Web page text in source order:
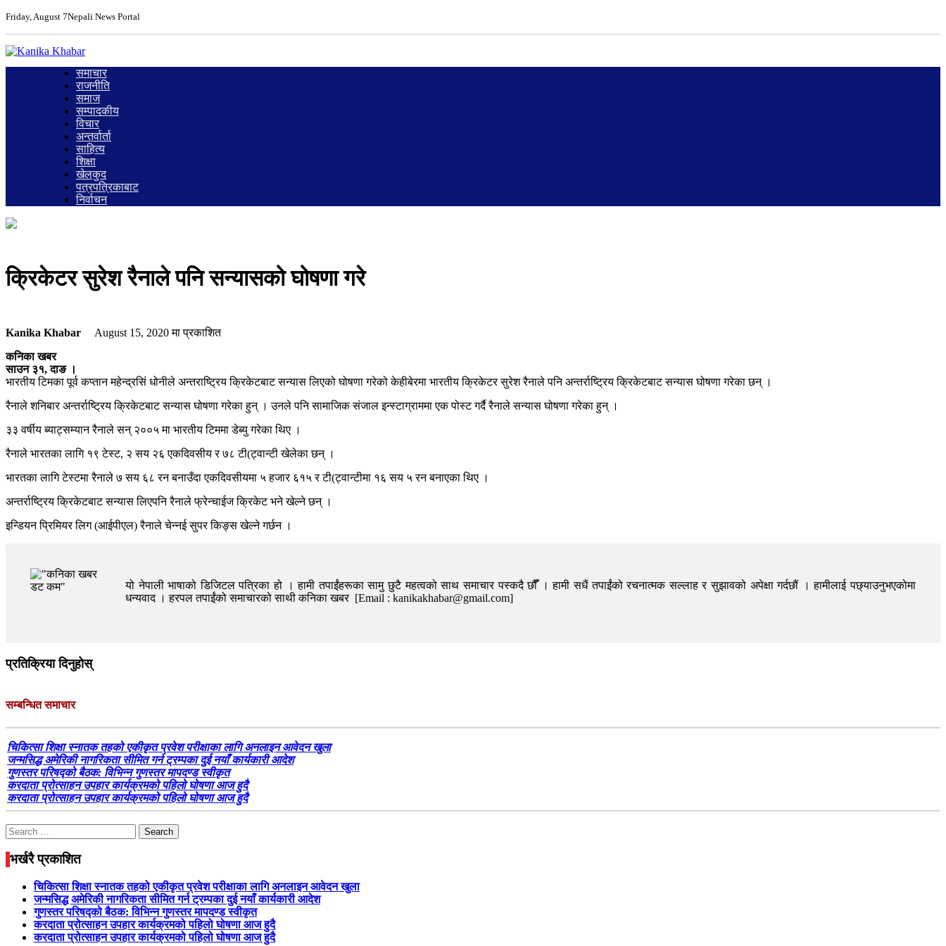
Friday, August 7Nepali News Portal
समाचार
राजनीति
समाज
सम्पादकीय
विचार
अन्तर्वार्ता
साहित्य
शिक्षा
खेलकुद
पत्रपत्रिकाबाट
निर्वाचन
क्रिकेटर सुरेश रैनाले पनि सन्यासको घोषणा गरे
Kanika Khabar August 15, 2020मा प्रकाशित
कनिका खबर
साउन ३१, दाङ ।
भारतीय टिमका पूर्व कप्तान महेन्द्रसिं धोनीले अन्तराष्ट्रिय क्रिकेटबाट सन्यास लिएको घोषणा गरेको केहीबेरमा भारतीय क्रिकेटर सुरेश रैनाले पनि अन्तर्राष्ट्रिय क्रिकेटबाट सन्यास घोषणा गरेका छन् ।
रैनाले शनिबार अन्तर्राष्ट्रिय क्रिकेटबाट सन्यास घोषणा गरेका हुन् । उनले पनि सामाजिक संजाल इन्स्टाग्राममा एक पोस्ट गर्दै रैनाले सन्यास घोषणा गरेका हुन् ।
३३ वर्षीय ब्याट्सम्यान रैनाले सन् २००५ मा भारतीय टिममा डेब्यु गरेका थिए ।
रैनाले भारतका लागि १९ टेस्ट, २ सय २६ एकदिवसीय र ७८ टी(ट्वान्टी खेलेका छन् ।
भारतका लागि टेस्टमा रैनाले ७ सय ६८ रन बनाउँदा एकदिवसीयमा ५ हजार ६१५ र टी(ट्वान्टीमा १६ सय ५ रन बनाएका थिए ।
अन्तर्राष्ट्रिय क्रिकेटबाट सन्यास लिएपनि रैनाले फ्रेन्चाईज क्रिकेट भने खेल्ने छन् ।
इन्डियन प्रिमियर लिग (आईपीएल) रैनाले चेन्नई सुपर किङ्स खेल्ने गर्छन ।
यो नेपाली भाषाको डिजिटल पत्रिका हो । हामी तपाईंहरूका सामु छुटै महत्वको साथ समाचार पस्कदै छौँँ । हामी सधैं तपाईंको रचनात्मक सल्लाह र सुझावको अपेक्षा गर्दछौं । हामीलाई पछ्याउनुभएकोमा
धन्यवाद । हरपल तपाईंको समाचारको साथी कनिका खबर [Email : kanikakhabar@gmail.com]
प्रतिक्रिया दिनुहोस्
सम्बन्धित समाचार
चिकित्सा शिक्षा स्नातक तहको एकीकृत प्रवेश परीक्षाका लागि अनलाइन आवेदन खुला
जन्मसिद्ध अमेरिकी नागरिकता सीमित गर्न ट्रम्पका दुई नयाँ कार्यकारी आदेश
गुणस्तर परिषद्को बैठक: विभिन्न गुणस्तर मापदण्ड स्वीकृत
करदाता प्रोत्साहन उपहार कार्यक्रमको पहिलो घोषणा आज हुदै
करदाता प्रोत्साहन उपहार कार्यक्रमको पहिलो घोषणा आज हुदै
Search
for:
भर्खरै प्रकाशित
चिकित्सा शिक्षा स्नातक तहको एकीकृत प्रवेश परीक्षाका लागि अनलाइन आवेदन खुला
जन्मसिद्ध अमेरिकी नागरिकता सीमित गर्न ट्रम्पका दुई नयाँ कार्यकारी आदेश
गुणस्तर परिषद्को बैठक: विभिन्न गुणस्तर मापदण्ड स्वीकृत
करदाता प्रोत्साहन उपहार कार्यक्रमको पहिलो घोषणा आज हुदै
करदाता प्रोत्साहन उपहार कार्यक्रमको पहिलो घोषणा आज हुदै